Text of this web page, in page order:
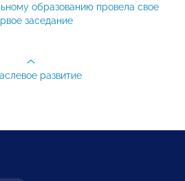
образованию провела свое
заседание
развитие